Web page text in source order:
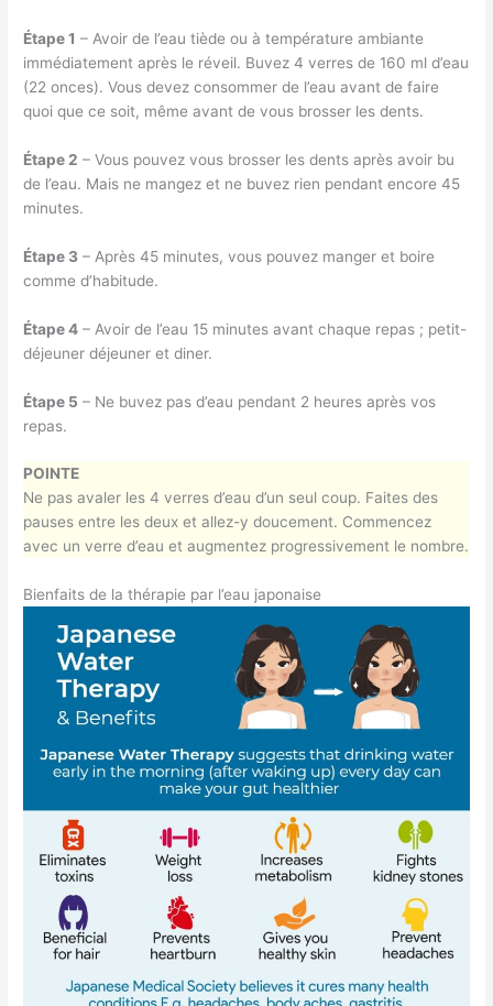
Étape 1 – Avoir de l’eau tiède ou à température ambiante
immédiatement après le réveil. Buvez 4 verres de 160 ml d’eau
(22 onces). Vous devez consommer de l’eau avant de faire
quoi que ce soit, même avant de vous brosser les dents.
Étape 2 – Vous pouvez vous brosser les dents après avoir bu
de l’eau. Mais ne mangez et ne buvez rien pendant encore 45
minutes.
Étape 3 – Après 45 minutes, vous pouvez manger et boire
comme d’habitude.
Étape 4 – Avoir de l’eau 15 minutes avant chaque repas ; petit-
déjeuner déjeuner et diner.
Étape 5 – Ne buvez pas d’eau pendant 2 heures après vos
repas.
POINTE
Ne pas avaler les 4 verres d’eau d’un seul coup. Faites des
pauses entre les deux et allez-y doucement. Commencez
avec un verre d’eau et augmentez progressivement le nombre.
Bienfaits de la thérapie par l’eau japonaise